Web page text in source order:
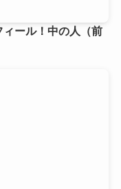
ール！中の人（前